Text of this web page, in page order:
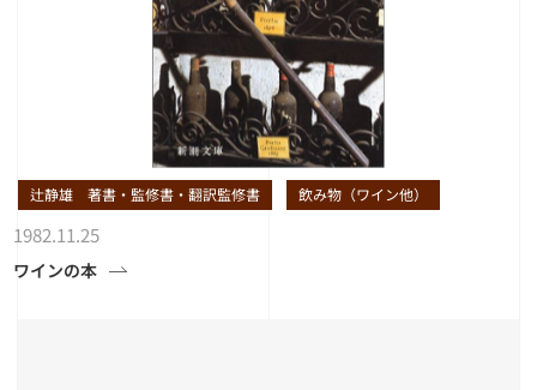
辻静雄 著書・監修書・翻訳監修書 飲み物（ワイン他）
1982.11.25
ワインの本